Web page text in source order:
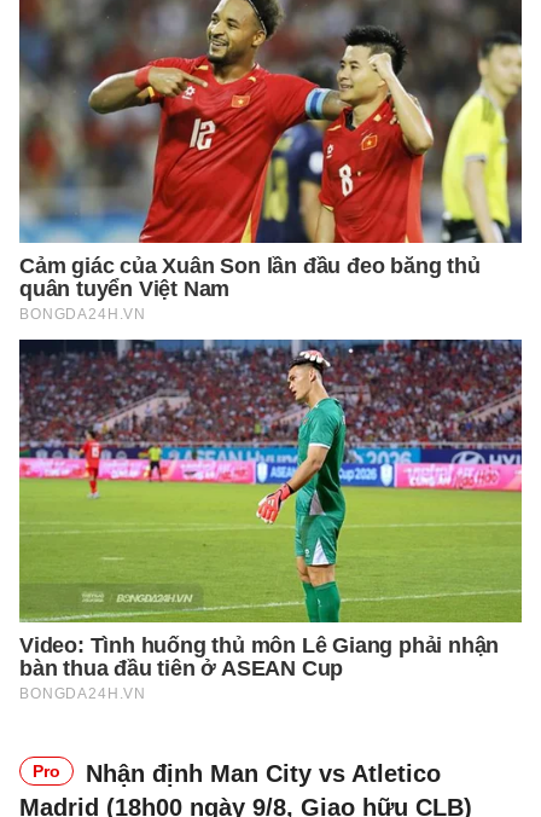
Pro
Nhận định Man City vs Atletico
Madrid (18h00 ngày 9/8, Giao hữu CLB)